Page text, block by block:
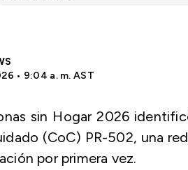
• 9:04 a. m. AST
sin Hogar 2026
(CoC) PR-502, una
por primera vez.